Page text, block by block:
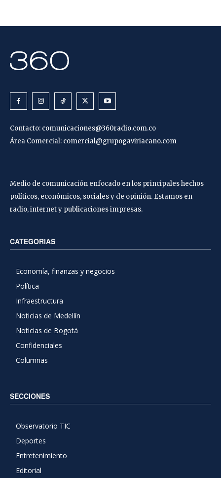
Contacto: comunicaciones@360radio.com.co
Área Comercial: comercial@grupogaviriacano.com
Medio de comunicación enfocado en los principales hechos
políticos, económicos, sociales y de opinión. Estamos en
radio, internet y publicaciones impresas.
CATEGORIAS
Economía, finanzas y negocios
Política
Infraestructura
Noticias de Medellín
Noticias de Bogotá
Confidenciales
Columnas
SECCIONES
Observatorio TIC
Deportes
Entretenimiento
Editorial